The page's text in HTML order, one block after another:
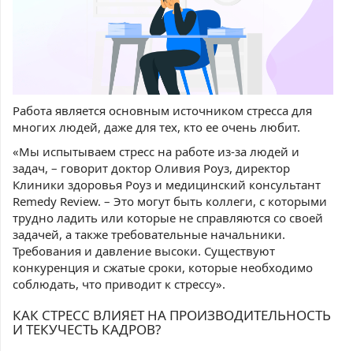
Работа является основным источником стресса для
многих людей, даже для тех, кто ее очень любит.
«Мы испытываем стресс на работе из-за людей и
задач, – говорит доктор Оливия Роуз, директор
Клиники здоровья Роуз и медицинский консультант
Remedy Review. – Это могут быть коллеги, с которыми
трудно ладить или которые не справляются со своей
задачей, а также требовательные начальники.
Требования и давление высоки. Существуют
конкуренция и сжатые сроки, которые необходимо
соблюдать, что приводит к стрессу».
КАК СТРЕСС ВЛИЯЕТ НА ПРОИЗВОДИТЕЛЬНОСТЬ
И ТЕКУЧЕСТЬ КАДРОВ?